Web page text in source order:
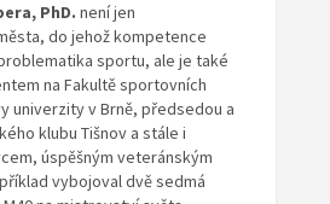
PhD. není jen
do jehož kompetence
sportu, ale je také
na Fakultě sportovních
univerzity v Brně, předsedou a
klubu Tišnov a stále i
úspěšným veteránským
vybojoval dvě sedmá